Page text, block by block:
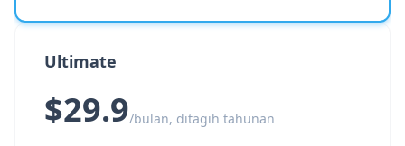
Ultimate
$29.9/bulan, ditagih tahunan